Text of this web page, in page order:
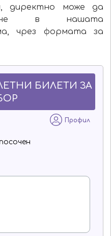
директно може да
в нашата
чрез формата за
БИЛЕТИ ЗА
Профил